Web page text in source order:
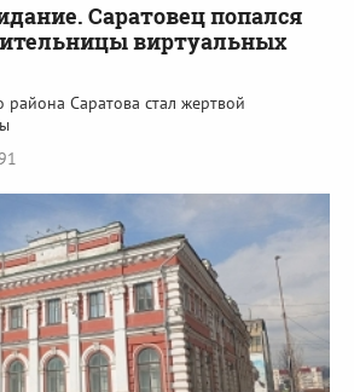
Саратовец попался
виртуальных
Саратова стал жертвой